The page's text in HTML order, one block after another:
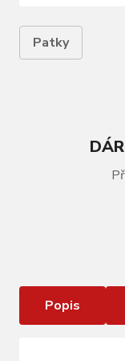
Patky
Patka rámu
Popis